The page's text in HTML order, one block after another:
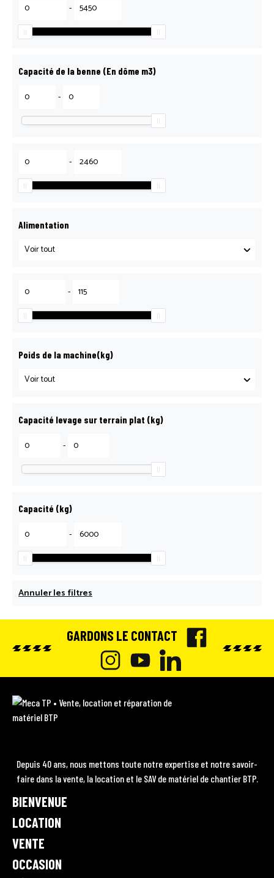
-
Capacité de la benne (En dôme m3)
-
-
Alimentation
-
Poids de la machine(kg)
Capacité levage sur terrain plat (kg)
-
Capacité (kg)
-
Annuler les filtres
GARDONS LE CONTACT
A
O
O
I
N
A
G
Y
O
U
B
L
I
E
D
M
e
V
e
t
e
Depuis 40 ans, nous mettons toute notre expertise et notre savoir-
faire dans la vente, la location et le SAV de matériel de chantier BTP.
BIENVENUE
LOCATION
VENTE
OCCASION